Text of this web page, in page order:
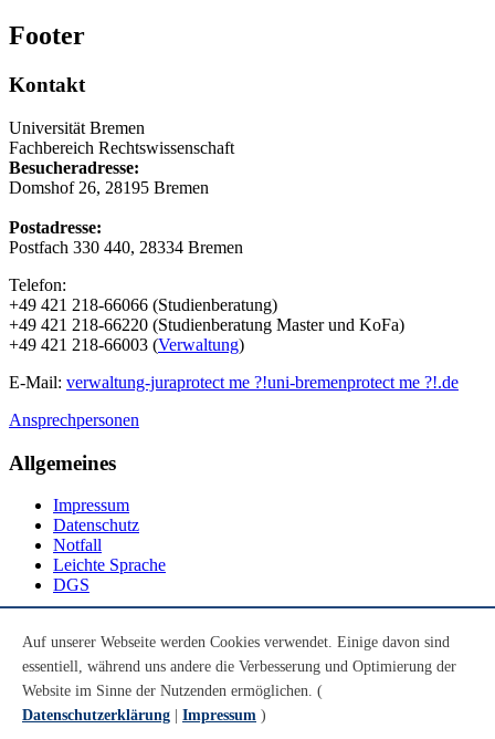
Footer
Kontakt
Universität Bremen
Fachbereich Rechtswissenschaft
Besucheradresse:
Domshof 26, 28195 Bremen
Postadresse:
Postfach 330 440, 28334 Bremen
Telefon:
+49 421 218-66066 (Studienberatung)
+49 421 218-66220 (Studienberatung Master und KoFa)
+49 421 218-66003 (Verwaltung)
E-Mail: verwaltung-juraprotect me ?!uni-bremenprotect me ?!.de
Ansprechpersonen
Allgemeines
Impressum
Datenschutz
Notfall
Leichte Sprache
DGS
Youtube
Instagram
LinkedIn
Auf unserer Webseite werden Cookies verwendet. Einige davon sind
essentiell, während uns andere die Verbesserung und Optimierung der
Website im Sinne der Nutzenden ermöglichen. (
Datenschutzerklärung
Impressum )